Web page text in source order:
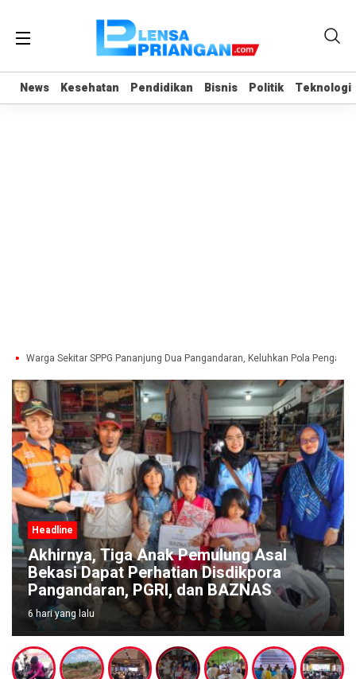
News Kesehatan Pendidikan Bisnis Politik Teknologi
News Kesehatan Pendidikan Bisnis Politik Teknologi
Warga Sekitar SPPG Pananjung Dua Pangandaran, Keluhkan Pola
Headline
Akhirnya, Tiga Anak Pemulung Asal
Bekasi Dapat Perhatian Disdikpora
Pangandaran, PGRI, dan BAZNAS
6 hari yang lalu